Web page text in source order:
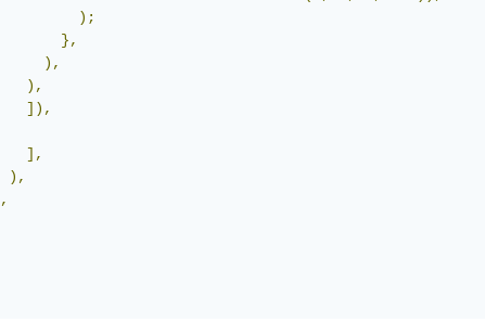
);
},
),
),
]),
],
),